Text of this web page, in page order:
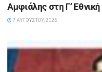
Αμφιάλης στη Γ’ Εθνική
7 ΑΥΓΟΎΣΤΟΥ, 2026